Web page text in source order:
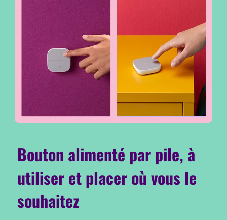
Bouton alimenté par pile, à
utiliser et placer où vous le
souhaitez